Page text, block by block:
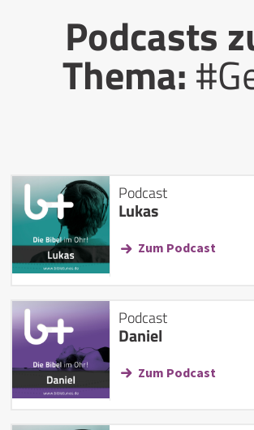
Podcasts
Thema:
Podcast
Lukas
Zum Podcast
Podcast
Daniel
Zum Podcast